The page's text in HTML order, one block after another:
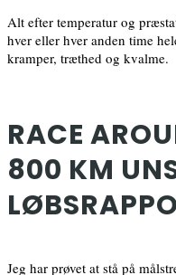
Alt efter temperatur og
hver eller hver anden time
kramper, træthed og kvalme.
RACE
800 KM
Jeg har prøvet at stå på